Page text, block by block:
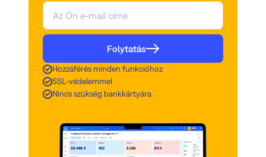
Folytatás
Hozzáférés minden funkcióhoz
SSL-védelemmel
Nincs szükség bankkártyára